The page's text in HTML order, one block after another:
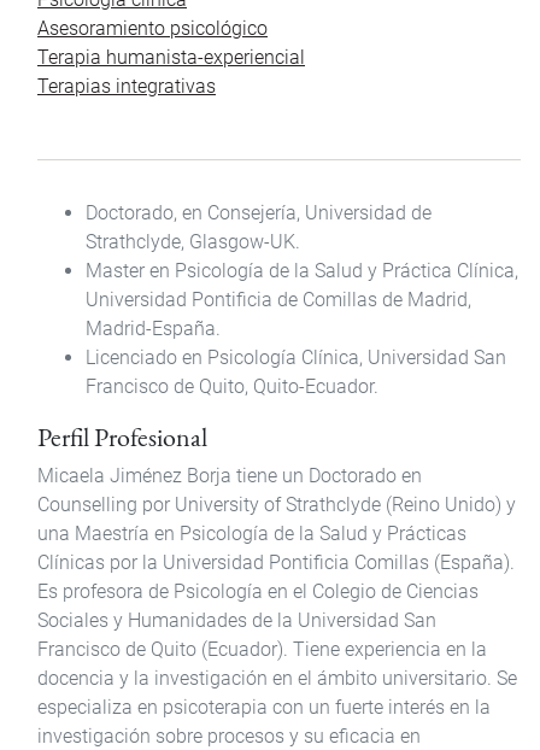
Asesoramiento psicológico
Terapia humanista-experiencial
Terapias integrativas
Doctorado, en Consejería, Universidad de
Strathclyde, Glasgow-UK.
Master en Psicología de la Salud y Práctica Clínica,
Universidad Pontificia de Comillas de Madrid,
Madrid-España.
Licenciado en Psicología Clínica, Universidad San
Francisco de Quito, Quito-Ecuador.
Perfil Profesional
Micaela Jiménez Borja tiene un Doctorado en
Counselling por University of Strathclyde (Reino Unido) y
una Maestría en Psicología de la Salud y Prácticas
Clínicas por la Universidad Pontificia Comillas (España).
Es profesora de Psicología en el Colegio de Ciencias
Sociales y Humanidades de la Universidad San
Francisco de Quito (Ecuador). Tiene experiencia en la
docencia y la investigación en el ámbito universitario. Se
especializa en psicoterapia con un fuerte interés en la
investigación sobre procesos y su eficacia en